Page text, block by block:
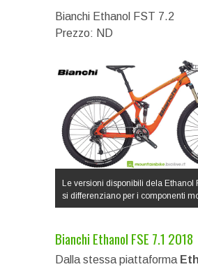
Bianchi Ethanol FST 7.2
Prezzo: ND
Le versioni disponibili dela Ethanol
si differenziano per i componenti
Bianchi Ethanol FSE 7.1 2018
Dalla stessa piattaforma